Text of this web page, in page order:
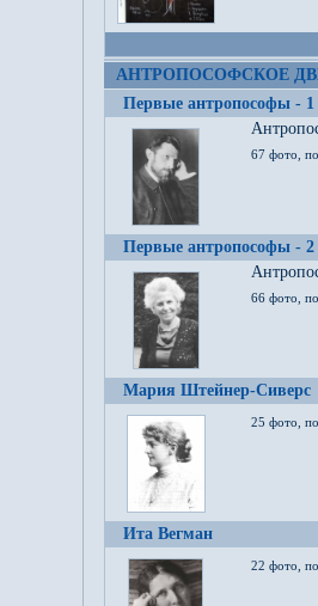
АНТРОПОСОФСКОЕ
Первые антропософы - 1
67 фото,
Первые антропософы - 2
66 фото,
Мария Штейнер-Сиверс
25 фото,
Ита Вегман
22 фото,